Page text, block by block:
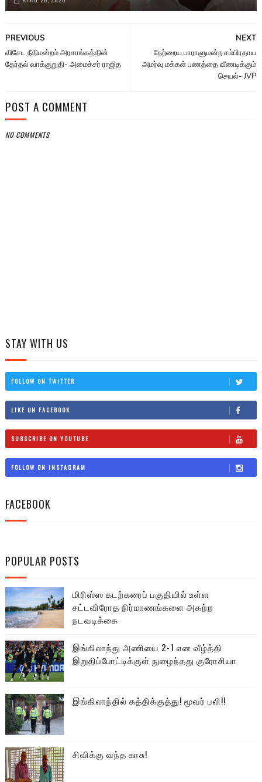
NEXT
நேற்றைய பாராளுமன்ற சம்பிரதாய
அமர்வு மக்கள் பணத்தை வீணடிக்கும்
செயல்- JVP
PREVIOUS
விசேட நீதிமன்றம் அரசாங்கத்தின்
தேர்தல் வாக்குறுதி- அமைச்சர் ராஜித
POST A COMMENT
NO COMMENTS
STAY WITH US
FOLLOW ON TWITTER
LIKE ON FACEBOOK
SUBSCRIBE ON YOUTUBE
FOLLOW ON INSTAGRAM
FACEBOOK
POPULAR POSTS
மிரிஸ்ஸ கடற்கரைப் பகுதியில் உள்ள
சட்டவிரோத நிர்மாணங்களை அகற்ற
நடவடிக்கை
இங்கிலாந்து அணியை 2-1 என வீழ்த்தி
இறுதிப்போட்டிக்குள் நுழைந்தது குரோசியா
இங்கிலாந்தில் கத்திக்குத்து! மூவர் பலி!!
சிவிக்கு வந்த காசு!